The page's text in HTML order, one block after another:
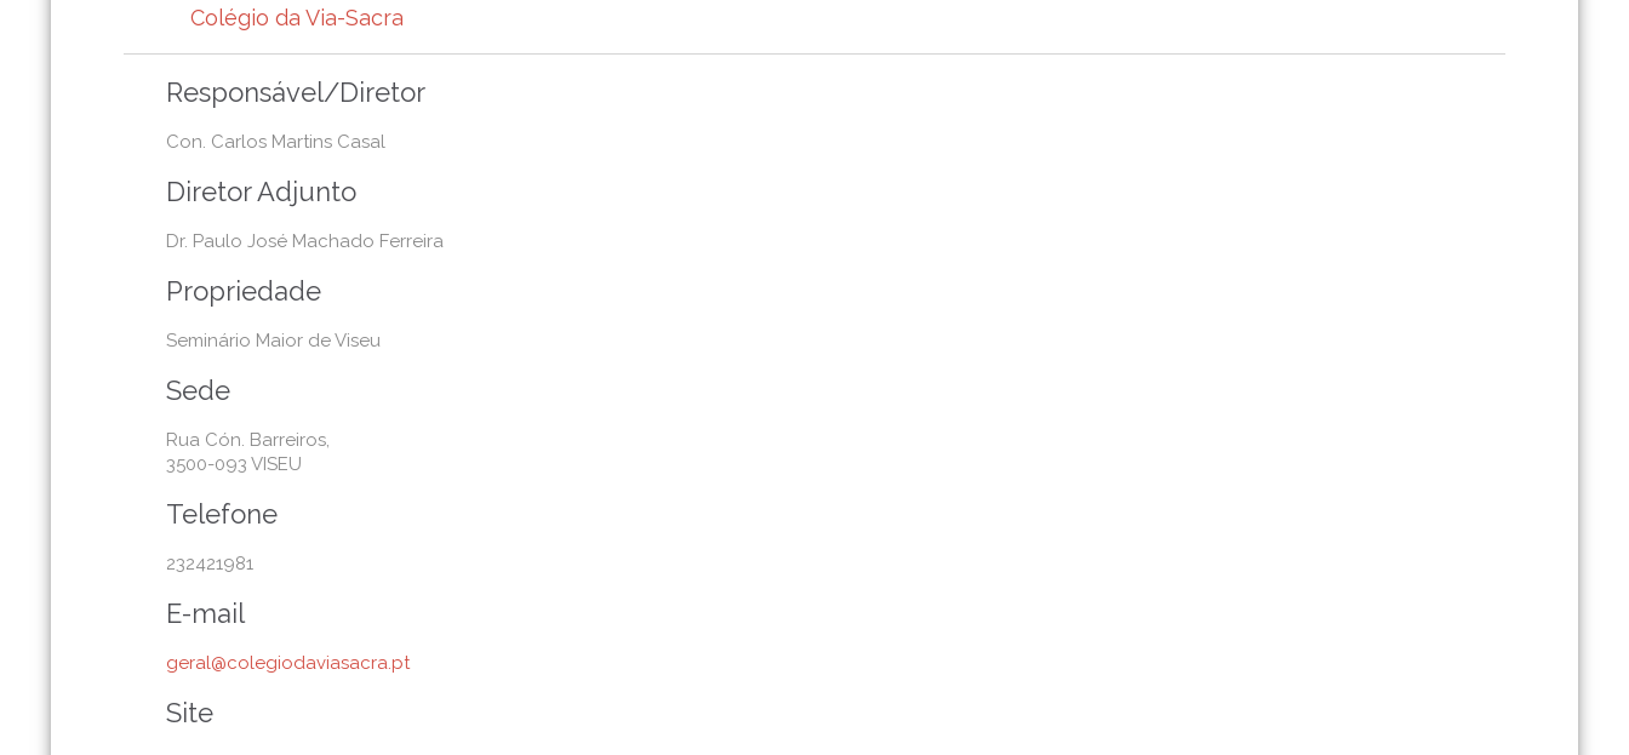
Colégio da Via-Sacra
Responsável/Diretor
Con. Carlos Martins Casal
Diretor Adjunto
Dr. Paulo José Machado Ferreira
Propriedade
Seminário Maior de Viseu
Sede
Rua Cón. Barreiros,
3500-093 VISEU
Telefone
232421981
E-mail
geral@colegiodaviasacra.pt
Site